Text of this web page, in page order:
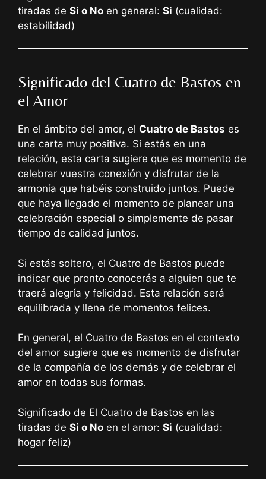
tiradas de Si o No en general: Si (cualidad:
estabilidad)
Significado del Cuatro de Bastos en
el Amor
En el ámbito del amor, el Cuatro de Bastos es
una carta muy positiva. Si estás en una
relación, esta carta sugiere que es momento de
celebrar vuestra conexión y disfrutar de la
armonía que habéis construido juntos. Puede
que haya llegado el momento de planear una
celebración especial o simplemente de pasar
tiempo de calidad juntos.
Si estás soltero, el Cuatro de Bastos puede
indicar que pronto conocerás a alguien que te
traerá alegría y felicidad. Esta relación será
equilibrada y llena de momentos felices.
En general, el Cuatro de Bastos en el contexto
del amor sugiere que es momento de disfrutar
de la compañía de los demás y de celebrar el
amor en todas sus formas.
Significado de El Cuatro de Bastos en las
tiradas de Si o No en el amor: Si (cualidad:
hogar feliz)